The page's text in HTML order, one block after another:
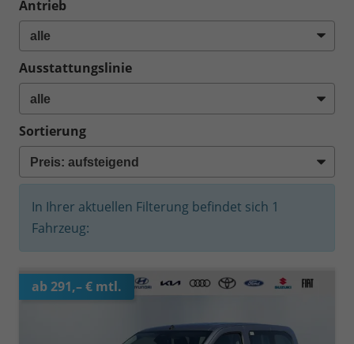
Antrieb
Ausstattungslinie
Sortierung
In Ihrer aktuellen Filterung befindet sich 1
Fahrzeug:
ab 291,– € mtl.